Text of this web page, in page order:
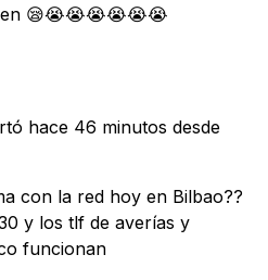
😪😭😭😭😭😭😭
hace 46 minutos desde
con la red hoy en Bilbao??
y los tlf de averías y
funcionan